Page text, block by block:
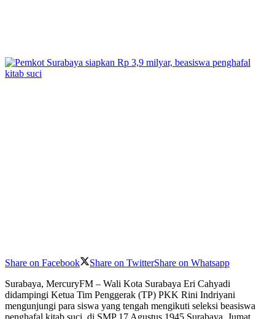
Share on Facebook Share on TwitterShare on Whatsapp
Surabaya, MercuryFM – Wali Kota Surabaya Eri Cahyadi
didampingi Ketua Tim Penggerak (TP) PKK Rini Indriyani
mengunjungi para siswa yang tengah mengikuti seleksi beasiswa
penghafal kitab suci, di SMP 17 Agustus 1945 Surabaya, Jumat